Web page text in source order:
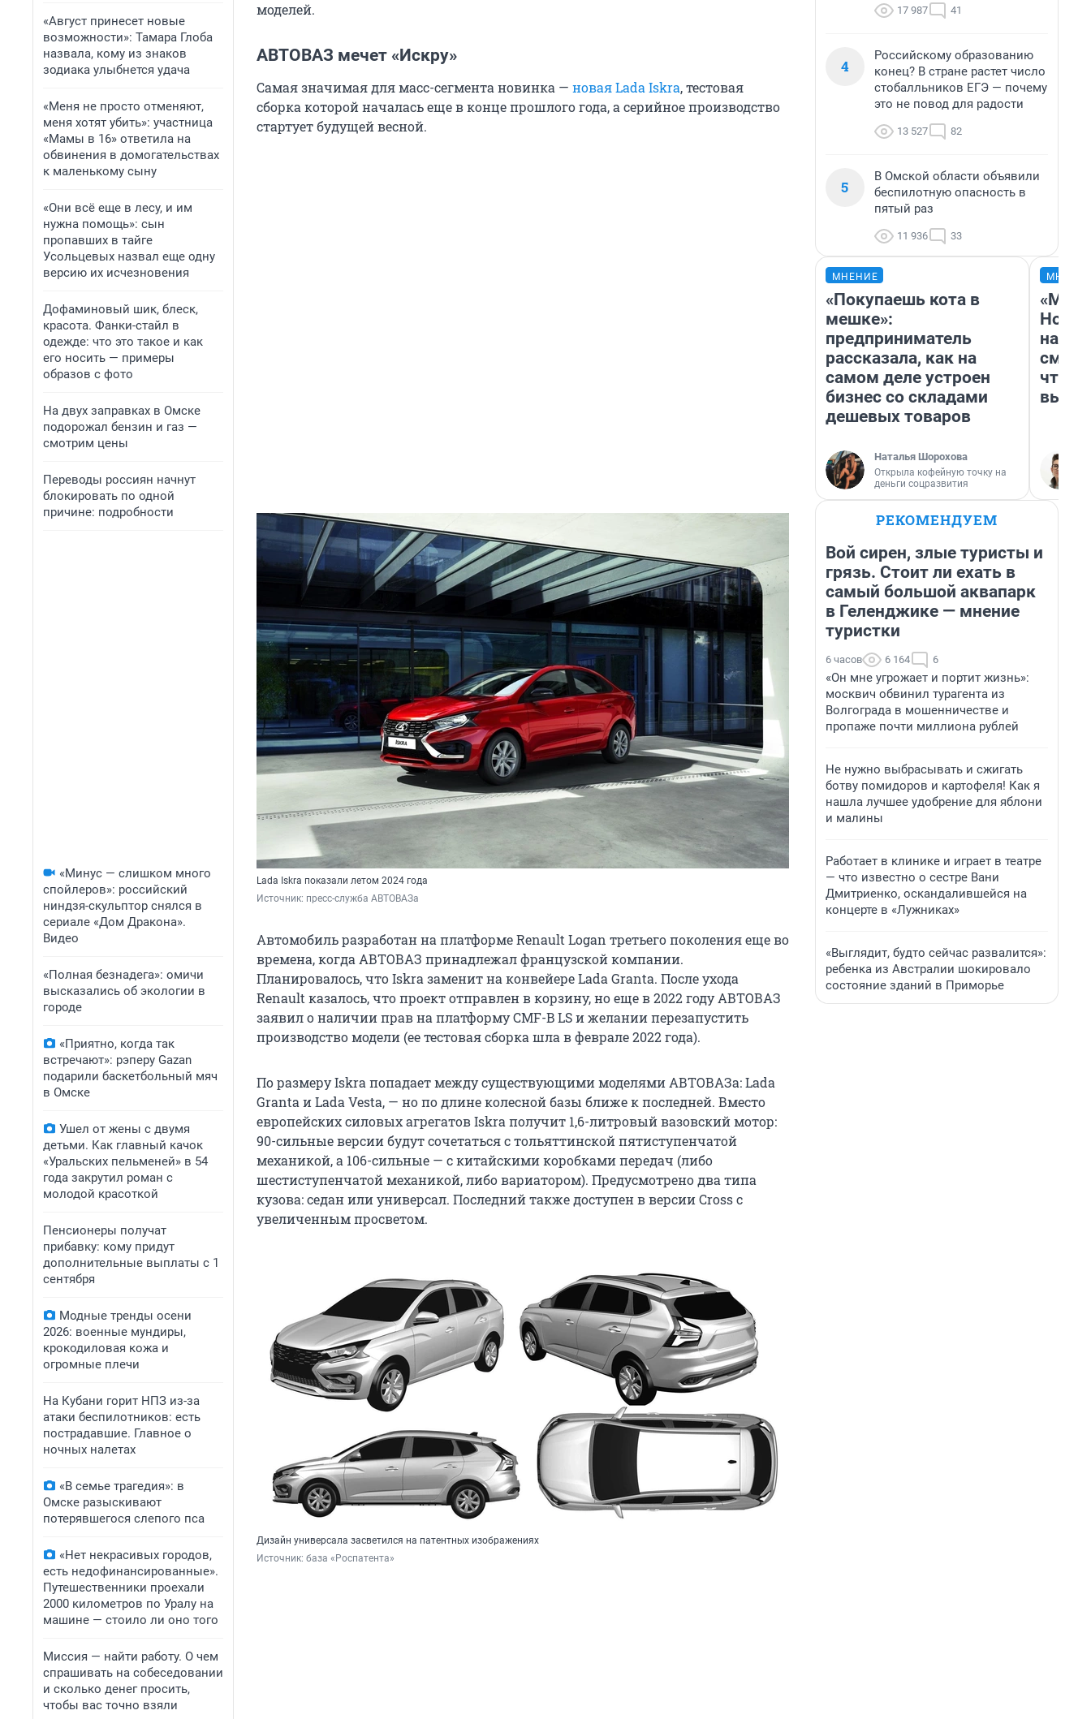
«Август принесет новые
возможности»: Тамара Глоба
назвала, кому из знаков
зодиака улыбнется удача
«Меня не просто отменяют,
меня хотят убить»: участница
«Мамы в 16» ответила на
обвинения в домогательствах
к маленькому сыну
«Они всё еще в лесу, и им
нужна помощь»: сын
пропавших в тайге
Усольцевых назвал еще одну
версию их исчезновения
Дофаминовый шик, блеск,
красота. Фанки-стайл в
одежде: что это такое и как
его носить — примеры
образов с фото
На двух заправках в Омске
подорожал бензин и газ —
смотрим цены
Переводы россиян начнут
блокировать по одной
причине: подробности
«Минус — слишком много
спойлеров»: российский
ниндзя-скульптор снялся в
сериале «Дом Дракона».
Видео
«Полная безнадега»: омичи
высказались об экологии в
городе
«Приятно, когда так
встречают»: рэперу Gazan
подарили баскетбольный мяч
в Омске
Ушел от жены с двумя
детьми. Как главный качок
«Уральских пельменей» в 54
года закрутил роман с
молодой красоткой
Пенсионеры получат
прибавку: кому придут
дополнительные выплаты с 1
сентября
Модные тренды осени
2026: военные мундиры,
крокодиловая кожа и
огромные плечи
На Кубани горит НПЗ из-за
атаки беспилотников: есть
пострадавшие. Главное о
ночных налетах
«В семье трагедия»: в
Омске разыскивают
потерявшегося слепого пса
«Нет некрасивых городов,
есть недофинансированные».
Путешественники проехали
2000 километров по Уралу на
машине — стоило ли оно того
Миссия — найти работу. О чем
спрашивать на собеседовании
и сколько денег просить,
чтобы вас точно взяли
моделей.
АВТОВАЗ мечет «Искру»
Самая значимая для масс-сегмента новинка — новая Lada Iskra, тестовая
сборка которой началась еще в конце прошлого года, а серийное производство
стартует будущей весной.
Lada Iskra показали летом 2024 года
Источник: пресс-служба АВТОВАЗа
Автомобиль разработан на платформе Renault Logan третьего поколения еще во
времена, когда АВТОВАЗ принадлежал французской компании.
Планировалось, что Iskra заменит на конвейере Lada Granta. После ухода
Renault казалось, что проект отправлен в корзину, но еще в 2022 году АВТОВАЗ
заявил о наличии прав на платформу CMF-B LS и желании перезапустить
производство модели (ее тестовая сборка шла в феврале 2022 года).
По размеру Iskra попадает между существующими моделями АВТОВАЗа: Lada
Granta и Lada Vesta, — но по длине колесной базы ближе к последней. Вместо
европейских силовых агрегатов Iskra получит 1,6-литровый вазовский мотор:
90-сильные версии будут сочетаться с тольяттинской пятиступенчатой
механикой, а 106-сильные — с китайскими коробками передач (либо
шестиступенчатой механикой, либо вариатором). Предусмотрено два типа
кузова: седан или универсал. Последний также доступен в версии Cross с
увеличенным просветом.
Дизайн универсала засветился на патентных изображениях
Источник: база «Роспатента»
17 987 41
4
Российскому образованию
конец? В стране растет число
стобалльников ЕГЭ — почему
это не повод для радости
13 527 82
5
В Омской области объявили
беспилотную опасность в
пятый раз
11 936 33
МНЕНИЕ
«Покупаешь кота в
мешке»:
предприниматель
рассказала, как на
самом деле устроен
бизнес со складами
дешевых товаров
Наталья Шорохова
Открыла кофейную точку на
деньги соцразвития
«Мы
РЕКОМЕНДУЕМ
Вой сирен, злые туристы и
грязь. Стоит ли ехать в
самый большой аквапарк
в Геленджике — мнение
туристки
6 часов 6 164 6
«Он мне угрожает и портит жизнь»:
москвич обвинил турагента из
Волгограда в мошенничестве и
пропаже почти миллиона рублей
Не нужно выбрасывать и сжигать
ботву помидоров и картофеля! Как я
нашла лучшее удобрение для яблони
и малины
Работает в клинике и играет в театре
— что известно о сестре Вани
Дмитриенко, оскандалившейся на
концерте в «Лужниках»
«Выглядит, будто сейчас развалится»:
ребенка из Австралии шокировало
состояние зданий в Приморье